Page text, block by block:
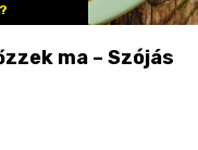
ma – Szójás